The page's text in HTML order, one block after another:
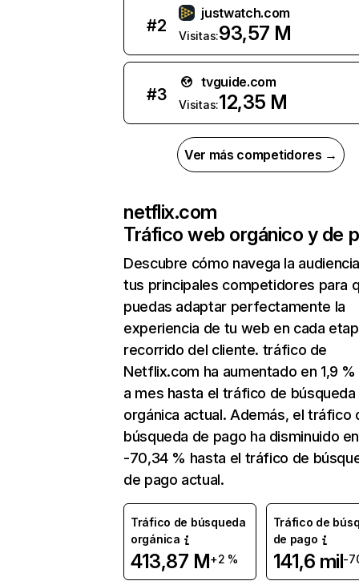
#2
justwatch.com
Visitas:93,57 M
#3
tvguide.com
Visitas:12,35 M
Ver más competidores →
netflix.com
Tráfico web orgánico y de
Descubre cómo navega la
tus principales competidores para
puedas adaptar perfectamente la
experiencia de tu web en cada
recorrido del cliente. tráfico de
Netflix.com ha aumentado en 1,9
a mes hasta el tráfico de búsqueda
orgánica actual. Además, el tráfico
búsqueda de pago ha disminuido en
-70,34 % hasta el tráfico de
de pago actual.
Tráfico de búsqueda
orgánica
413,87 M+2 %
Tráfico de
de pago
141,6 mil-